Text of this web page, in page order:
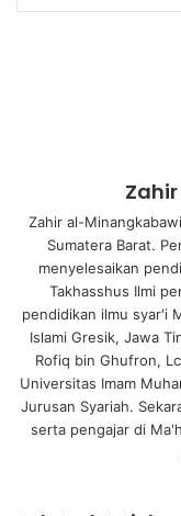
Zahir al-
Sumatera Barat.
menyelesaikan
Takhasshus Ilmi
pendidikan ilmu syar'i
Islami Gresik, Jawa
Rofiq bin Ghufron,
Universitas Imam
Jurusan Syariah.
serta pengajar di